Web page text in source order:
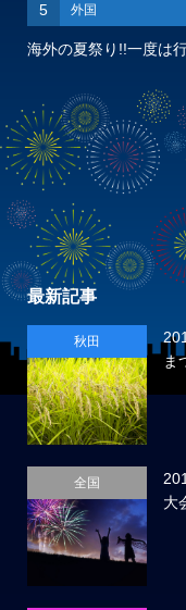
5 外国
海外の夏祭り!!一度は
最新記事
秋田
ま
全国
大